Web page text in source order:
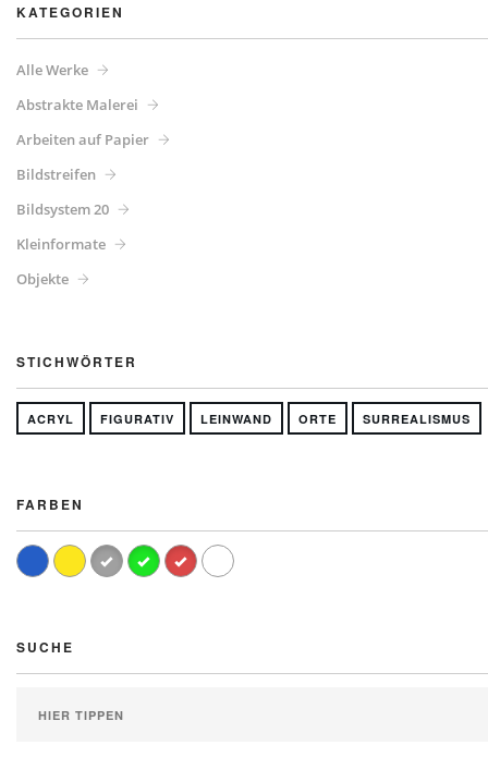
KATEGORIEN
Alle Werke
Abstrakte Malerei
Arbeiten auf Papier
Bildstreifen
Bildsystem 20
Kleinformate
Objekte
STICHWÖRTER
ACRYL FIGURATIV LEINWAND ORTE SURREALISMUS
FARBEN
SUCHE